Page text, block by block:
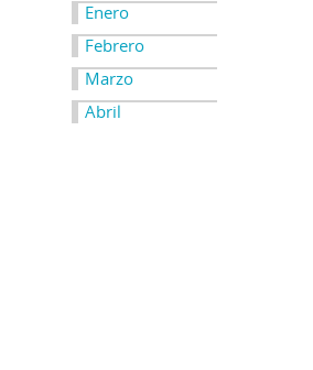
Enero
Febrero
Marzo
Abril